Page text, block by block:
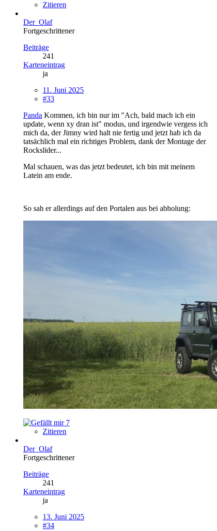
Zitieren
Der_Olaf
Fortgeschrittener
Beiträge
241
Karteneintrag
ja
11. Juni 2025
#33
Panda Kommen, ich bin nur im "Ach, bald mach ich ein
update, wenn xy dran ist" modus, und irgendwie vergess ich
mich da, der Jimny wird halt nie fertig und jetzt hab ich da
tatsächlich mal ein richtiges Problem, dank der Montage der
Rockslider...
Mal schauen, was das jetzt bedeutet, ich bin mit meinem
Latein am ende.
So sah er allerdings auf den Portalen aus bei abholung:
7
Zitieren
Der_Olaf
Fortgeschrittener
Beiträge
241
Karteneintrag
ja
13. Juni 2025
#34